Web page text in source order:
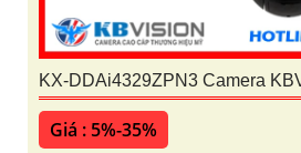
KX-DDAi4329ZPN3 Camera
Giá : 5%-35%